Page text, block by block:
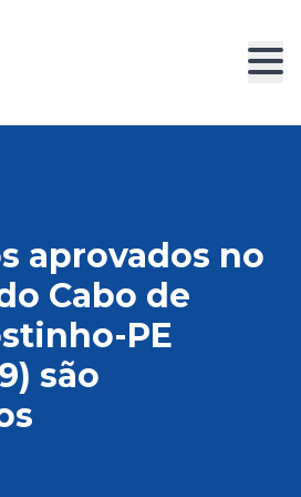
aprovados no
Cabo de
PE
são